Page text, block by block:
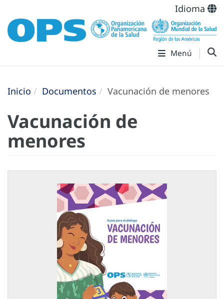
Idioma
Menú
Inicio Documentos Vacunación de menores
Vacunación de
menores